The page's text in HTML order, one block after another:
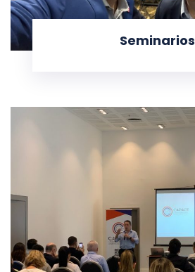
Seminarios